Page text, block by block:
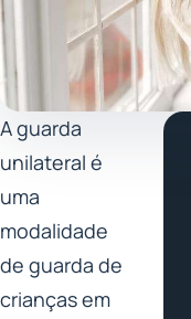
A guarda
unilateral é
uma
modalidade
de guarda de
crianças em